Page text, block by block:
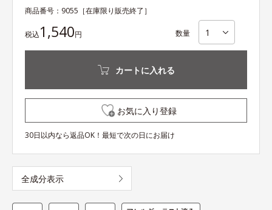
商品番号： 9055 ［在庫限り販売終了］
税込1,540円 数量
カートに入れる
お気に入り登録
30日以内なら返品OK！最短で次の日にお届け
全成分表示